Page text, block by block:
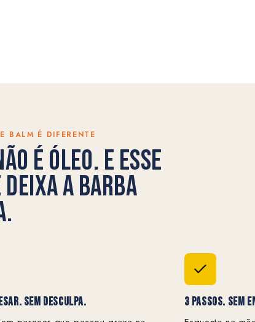
BALM É DIFERENTE
É ÓLEO. E ESSE
DEIXA A BARBA
Sem Desculpa. 3 Passos. Sem